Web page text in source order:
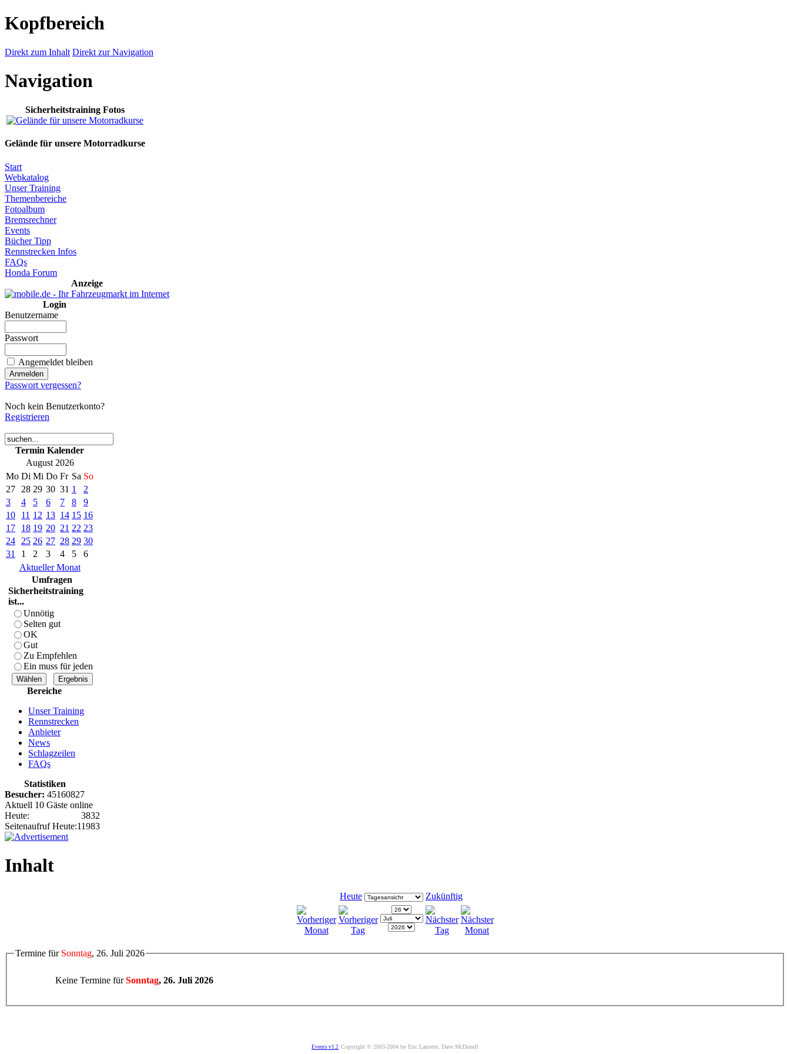
Kopfbereich
Direkt zum Inhalt Direkt zur Navigation
Navigation
Sicherheitstraining Fotos
Gelände für unsere Motorradkurse
Start
Webkatalog
Unser Training
Themenbereiche
Fotoalbum
Bremsrechner
Events
Bücher Tipp
Rennstrecken Infos
FAQs
Honda Forum
Anzeige
Login
Benutzername
Passwort
Angemeldet bleiben
Passwort vergessen?
Noch kein Benutzerkonto?
Registrieren
Termin Kalender
August 2026
Mo Di Mi Do Fr Sa So
27
28 29 30 31 1
2
3
4 5 6 7 8
9
10
11 12 13 14 15 16
17
18 19 20 21 22 23
24
25 26 27 28 29 30
31
1 2 3 4 5
6
Aktueller Monat
Umfragen
Sicherheitstraining
ist...
Unnötig
Selten gut
OK
Gut
Zu Empfehlen
Ein muss für jeden
Bereiche
Unser Training
Rennstrecken
Anbieter
News
Schlagzeilen
FAQs
Statistiken
Besucher: 45160827
Aktuell 10 Gäste online
Heute:
3832
Seitenaufruf Heute:11983
Inhalt
Heute Zukünftig
Termine für Sonntag, 26. Juli 2026
Keine Termine fürSonntag, 26. Juli 2026
Events v1.2 Copyright © 2003-2004 by Eric Lamette, Dave McDonell